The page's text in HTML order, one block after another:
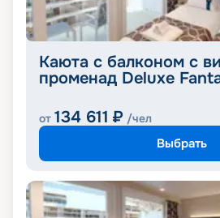
Каюта с балконом с
променад Deluxe
от 134 611 ₽ /чел
Выбрать